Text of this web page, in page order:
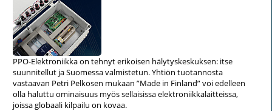
PPO-Elektroniikka on tehnyt erikoisen hälytyskeskuksen: itse
suunnitellut ja Suomessa valmistetun. Yhtiön tuotannosta
vastaavan Petri Pelkosen mukaan ”Made in Finland” voi edelleen
olla haluttu ominaisuus myös sellaisissa elektroniikkalaitteissa,
joissa globaali kilpailu on kovaa.